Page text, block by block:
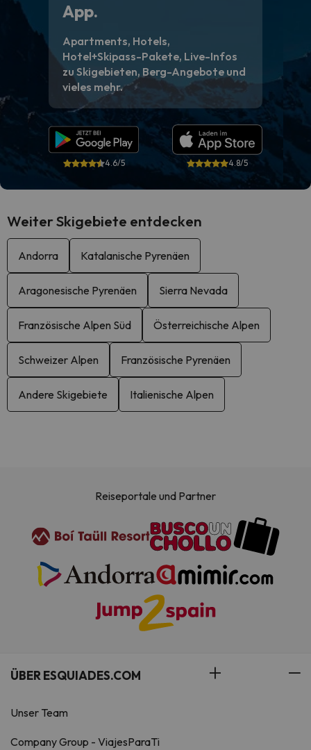
App.
Apartments, Hotels,
Hotel+Skipass-Pakete, Live-Infos
zu Skigebieten, Berg-Angebote und
vieles mehr.
4.6/5 4.8/5
Weiter Skigebiete entdecken
Andorra Katalanische Pyrenäen
Aragonesische Pyrenäen Sierra Nevada
Französische Alpen Süd Österreichische Alpen
Schweizer Alpen Französische Pyrenäen
Andere Skigebiete Italienische Alpen
Reiseportale und Partner
ÜBER ESQUIADES.COM
Unser Team
Company Group - ViajesParaTi